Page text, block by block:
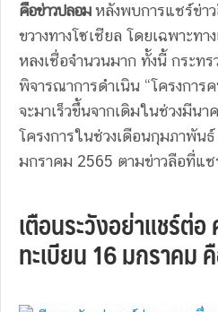
คือข่าวปลอมหลังพบการแชร์ข่าว
ขวางทางโซเชียล โดยเฉพาะท
หลงเชื่อจำนวนมาก ทั้งนี้ กระทร
พิจารณาการดำเนิน “โครงการ
จะมาเร็วขึ้นจากเดิมในช่วงมีน
โครงการในช่วงเดือนกุมภาพัน
มกราคม 2565 ตามข่าวลือที่แช
เตือนระวังอย่าแชร์ต่
ทะเบียน 16 มกราคม